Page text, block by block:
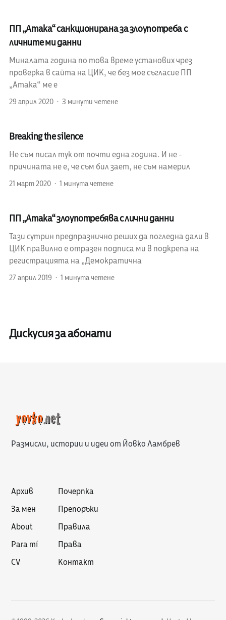
ПП „Атака“ санкционирана за злоупотреба с
личните ми данни
Миналата година по това време установих чрез
проверка в сайта на ЦИК, че без мое съгласие ПП
„Атака“ ме е
29 април 2020 3 минути четене
Breaking the silence
Не съм писал тук от почти една година. И не -
причината не е, че съм бил зает, не съм намерил
21 март 2020 1 минута четене
ПП „Атака“ злоупотребява с лични данни
Тази сутрин предпразнично реших да погледна дали в
ЦИК правилно е отразен подписа ми в подкрепа на
регистрацията на „Демократична
27 април 2019 1 минута четене
Дискусия за абонати
Размисли, истории и идеи от Йовко Ламбрев
Архив
За мен
About
Para mí
CV
Почерпка
Препоръки
Правила
Права
Контакт